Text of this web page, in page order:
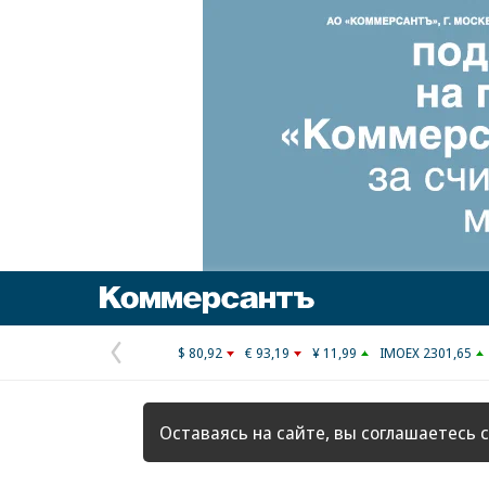
Предыдущая
страница
$ 80,92 € 93,19 ¥ 11,99 IMOEX 2301,65
Оставаясь на сайте, вы соглашаетесь с